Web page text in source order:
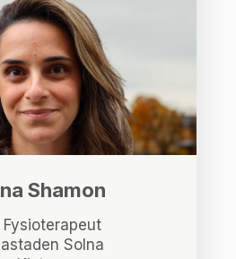
Shamon
Fysioterapeut
Solna